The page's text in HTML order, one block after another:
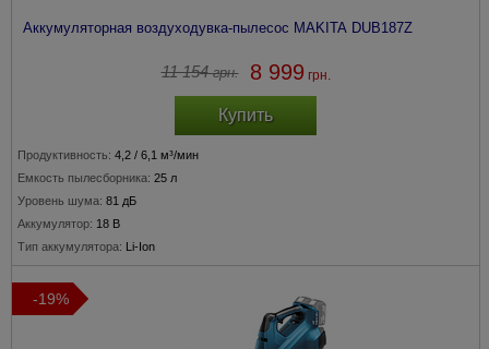
Аккумуляторная воздуходувка-пылесос MAKITA DUB187Z
11 154грн. 8 999 грн.
Купить
Продуктивность: 4,2 / 6,1 м³/мин
Емкость пылесборника: 25 л
Уровень шума: 81 дБ
Аккумулятор: 18 В
Тип аккумулятора: Li-Ion
-19%